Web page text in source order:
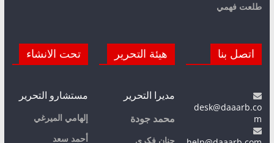
طلعت فهمي
اتصل بنا
desk@daaarb.co
m
هيئة التحرير
مديرا التحرير
محمد جودة
حنان فكري
تحت الانشاء
مستشارو التحرير
إلهامي الميرغي
أحمد سعد